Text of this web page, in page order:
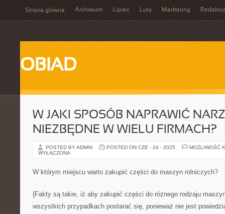
Strona główna Archiwum Lipiec Luty Marketing
OBIAD
W JAKI SPOSÓB NAPRAWIĆ
NIEZBĘDNE W WIELU FIRMACH?
POSTED BY ADMIN POSTED ON CZE - 24 - 2025
MOŻLIWOŚĆ
WYŁĄCZONA
W którym miejscu warto zakupić części do maszyn rolniczych?
{Fakty są takie, iż aby zakupić części do różnego rodzaju
wszystkich przypadkach postarać się, ponieważ nie jest